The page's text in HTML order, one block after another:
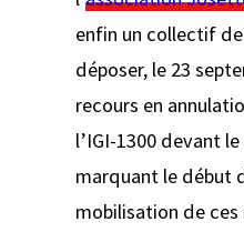
enfin un collectif
déposer, le 23
recours en
l’IGI-1300 devant
marquant le début
mobilisation de ces